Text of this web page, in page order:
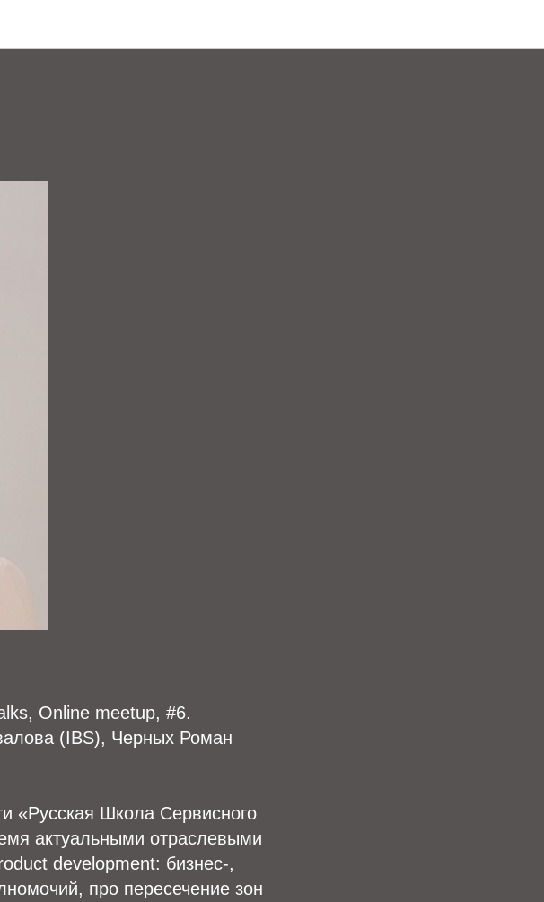
Online meetup, #6.
(IBS), Черных Роман
«Русская Школа Сервисного
актуальными отраслевыми
development: бизнес-,
про пересечение зон